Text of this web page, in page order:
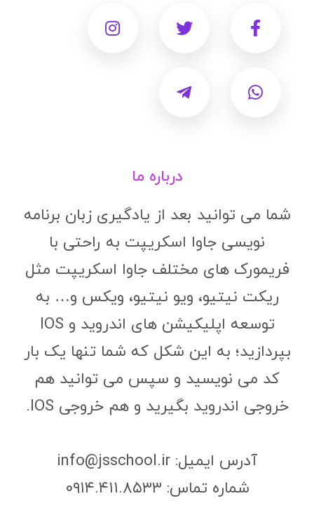
درباره ما
شما می توانید بعد از یادگیری زبان برنامه
نویسی جاوا اسکریپت به راحتی با
فریمورک های مختلف جاوا اسکریپت مثل
ریکت نیتیو، ویو نیتیو، ویکس و… به
توسعه اپلیکیشن های اندروید و IOS
بپردازید؛ به این شکل که شما تنها یک بار
کد می نویسید و سپس می توانید هم
خروجی اندروید بگیرید و هم خروجی IOS.
آدرس ایمیل: info@jsschool.ir
شماره تماس: ۰۹۱۴.۴۱۱.۸۵۳۳